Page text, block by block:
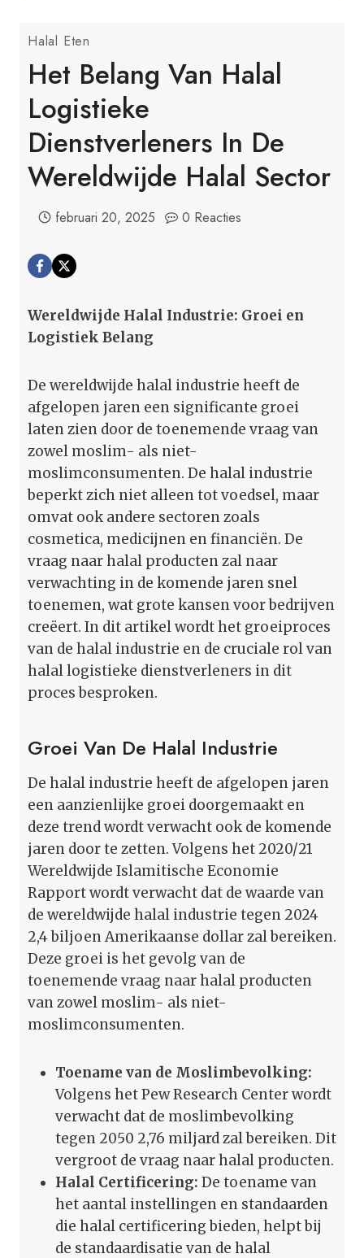
Halal Eten
Het Belang Van Halal
Logistieke
Dienstverleners In De
Wereldwijde Halal Sector
februari 20, 2025 0 Reacties
Wereldwijde Halal Industrie: Groei en
Logistiek Belang
De wereldwijde halal industrie heeft de
afgelopen jaren een significante groei
laten zien door de toenemende vraag van
zowel moslim- als niet-
moslimconsumenten. De halal industrie
beperkt zich niet alleen tot voedsel, maar
omvat ook andere sectoren zoals
cosmetica, medicijnen en financiën. De
vraag naar halal producten zal naar
verwachting in de komende jaren snel
toenemen, wat grote kansen voor bedrijven
creëert. In dit artikel wordt het groeiproces
van de halal industrie en de cruciale rol van
halal logistieke dienstverleners in dit
proces besproken.
Groei Van De Halal Industrie
De halal industrie heeft de afgelopen jaren
een aanzienlijke groei doorgemaakt en
deze trend wordt verwacht ook de komende
jaren door te zetten. Volgens het 2020/21
Wereldwijde Islamitische Economie
Rapport wordt verwacht dat de waarde van
de wereldwijde halal industrie tegen 2024
2,4 biljoen Amerikaanse dollar zal bereiken.
Deze groei is het gevolg van de
toenemende vraag naar halal producten
van zowel moslim- als niet-
moslimconsumenten.
Toename van de Moslimbevolking:
Volgens het Pew Research Center wordt
verwacht dat de moslimbevolking
tegen 2050 2,76 miljard zal bereiken. Dit
vergroot de vraag naar halal producten.
Halal Certificering: De toename van
het aantal instellingen en standaarden
die halal certificering bieden, helpt bij
de standaardisatie van de halal